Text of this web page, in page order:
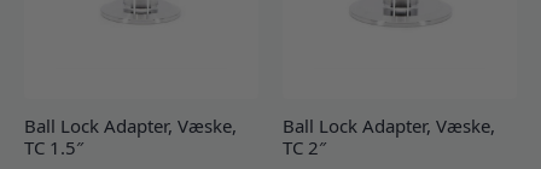
Ball Lock Adapter, Væske,
TC 1.5″
Ball Lock Adapter, Væske,
TC 2″